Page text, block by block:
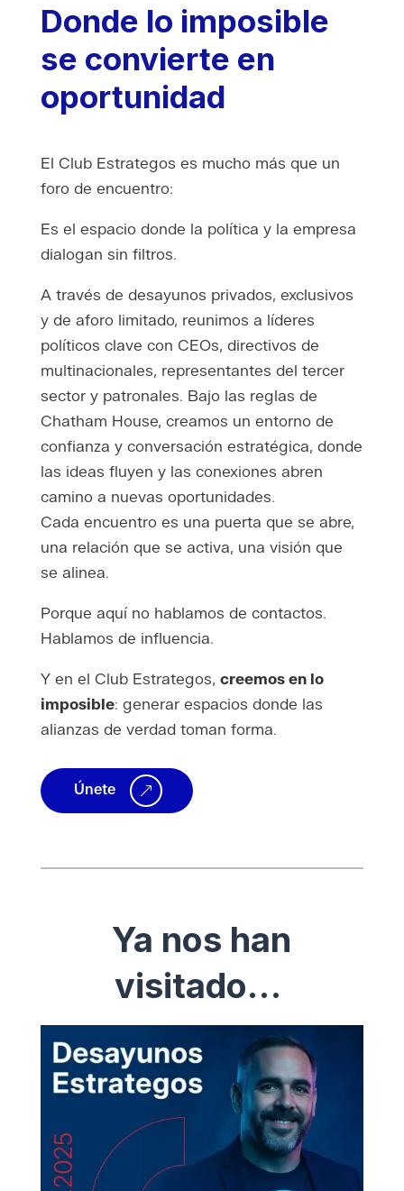
Donde lo imposible
se convierte en
oportunidad
El Club Estrategos es mucho más que un
foro de encuentro:
Es el espacio donde la política y la empresa
dialogan sin filtros.
A través de desayunos privados, exclusivos
y de aforo limitado, reunimos a líderes
políticos clave con CEOs, directivos de
multinacionales, representantes del tercer
sector y patronales. Bajo las reglas de
Chatham House, creamos un entorno de
confianza y conversación estratégica, donde
las ideas fluyen y las conexiones abren
camino a nuevas oportunidades.
Cada encuentro es una puerta que se abre,
una relación que se activa, una visión que
se alinea.
Porque aquí no hablamos de contactos.
Hablamos de influencia.
Y en el Club Estrategos, creemos en lo
imposible: generar espacios donde las
alianzas de verdad toman forma.
Únete
Ya nos han
visitado…